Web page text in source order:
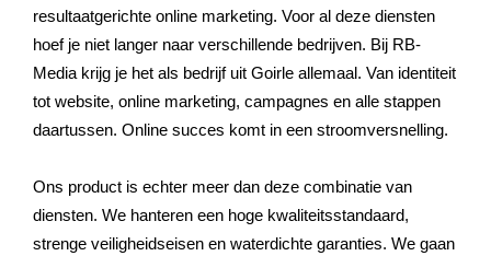
resultaatgerichte online marketing. Voor al deze diensten
hoef je niet langer naar verschillende bedrijven. Bij RB-
Media krijg je het als bedrijf uit Goirle allemaal. Van identiteit
tot website, online marketing, campagnes en alle stappen
daartussen. Online succes komt in een stroomversnelling.
Ons product is echter meer dan deze combinatie van
diensten. We hanteren een hoge kwaliteitsstandaard,
strenge veiligheidseisen en waterdichte garanties. We gaan